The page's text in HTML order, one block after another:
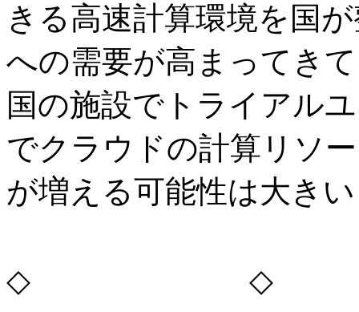
きる高速計算環境を国
への需要が高まってき
国の施設でトライアル
でクラウドの計算リソ
が増える可能性は大き
◇ ◇